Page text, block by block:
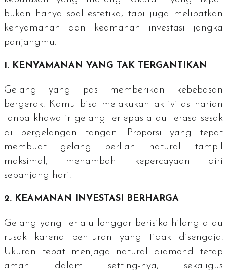
bukan hanya soal estetika, tapi juga melibatkan
kenyamanan dan keamanan investasi jangka
panjangmu.
1. KENYAMANAN YANG TAK TERGANTIKAN
Gelang yang pas memberikan kebebasan
bergerak. Kamu bisa melakukan aktivitas harian
tanpa khawatir gelang terlepas atau terasa sesak
di pergelangan tangan. Proporsi yang tepat
membuat gelang berlian natural tampil
maksimal, menambah kepercayaan diri
sepanjang hari.
2. KEAMANAN INVESTASI BERHARGA
Gelang yang terlalu longgar berisiko hilang atau
rusak karena benturan yang tidak disengaja.
Ukuran tepat menjaga natural diamond
tetap
aman dalam setting-nya, sekaligus